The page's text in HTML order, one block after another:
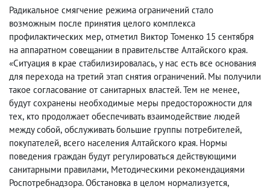
Радикальное смягчение режима ограничений стало
возможным после принятия целого комплекса
профилактических мер, отметил Виктор Томенко 15 сентября
на аппаратном совещании в правительстве Алтайского края.
«Ситуация в крае стабилизировалась, у нас есть все основания
для перехода на третий этап снятия ограничений. Мы получили
такое согласование от санитарных властей. Тем не менее,
будут сохранены необходимые меры предосторожности для
тех, кто продолжает обеспечивать взаимодействие людей
между собой, обслуживать большие группы потребителей,
покупателей, всего населения Алтайского края. Нормы
поведения граждан будут регулироваться действующими
санитарными правилами, Методическими рекомендациями
Роспотребнадзора. Обстановка в целом нормализуется,